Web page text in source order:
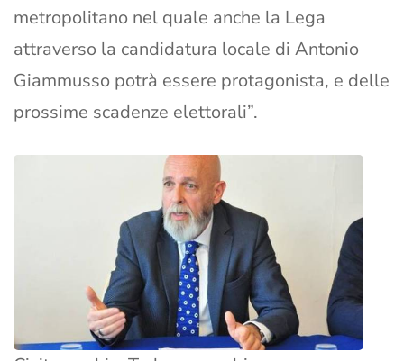
metropolitano nel quale anche la Lega
attraverso la candidatura locale di Antonio
Giammusso potrà essere protagonista, e delle
prossime scadenze elettorali”.